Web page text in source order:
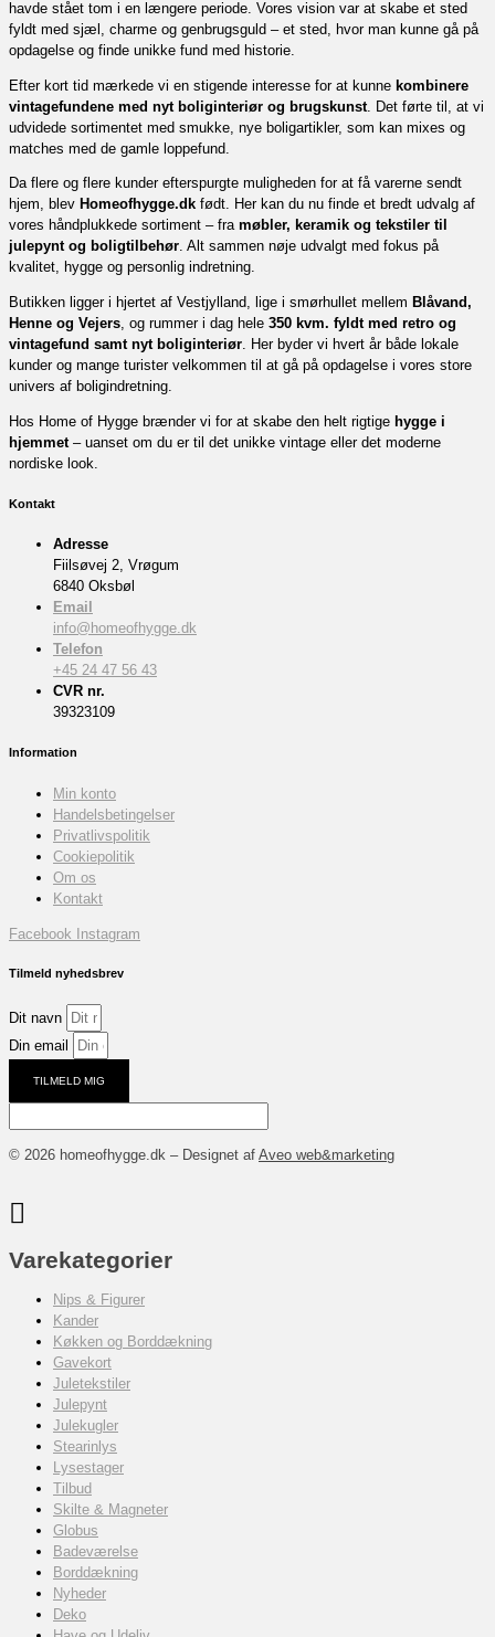
havde stået tom i en længere periode. Vores vision var at skabe et sted
fyldt med sjæl, charme og genbrugsguld – et sted, hvor man kunne gå på
opdagelse og finde unikke fund med historie.
Efter kort tid mærkede vi en stigende interesse for at kunne kombinere
vintagefundene med nyt boliginteriør og brugskunst . Det førte til, at vi
udvidede sortimentet med smukke, nye boligartikler, som kan mixes og
matches med de gamle loppefund.
Da flere og flere kunder efterspurgte muligheden for at få varerne sendt
hjem, blev Homeofhygge.dk født. Her kan du nu finde et bredt udvalg af
vores håndplukkede sortiment – fra møbler, keramik og tekstiler til
julepynt og boligtilbehør. Alt sammen nøje udvalgt med fokus på
kvalitet, hygge og personlig indretning.
Butikken ligger i hjertet af Vestjylland, lige i smørhullet mellem Blåvand,
Henne og Vejers, og rummer i dag hele 350 kvm. fyldt med retro og
vintagefund samt nyt boliginteriør. Her byder vi hvert år både lokale
kunder og mange turister velkommen til at gå på opdagelse i vores store
univers af boligindretning.
Hos Home of Hygge brænder vi for at skabe den helt rigtige hygge i
hjemmet – uanset om du er til det unikke vintage eller det moderne
nordiske look.
Kontakt
Adresse
Fiilsøvej 2, Vrøgum
6840 Oksbøl
Email
info@homeofhygge.dk
Telefon
+45 24 47 56 43
CVR nr.
39323109
Information
Min konto
Handelsbetingelser
Privatlivspolitik
Cookiepolitik
Om os
Kontakt
Facebook Instagram
Tilmeld nyhedsbrev
Dit navn
Din email
TILMELD MIG
© 2026 homeofhygge.dk – Designet af Aveo web&marketing
Varekategorier
Nips & Figurer
Kander
Køkken og Borddækning
Gavekort
Juletekstiler
Julepynt
Julekugler
Stearinlys
Lysestager
Tilbud
Skilte & Magneter
Globus
Badeværelse
Borddækning
Nyheder
Deko